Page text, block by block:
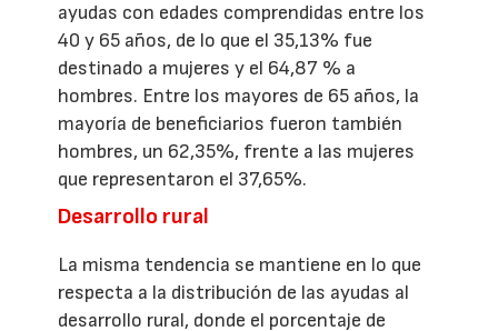
ayudas con edades comprendidas entre los
40 y 65 años, de lo que el 35,13% fue
destinado a mujeres y el 64,87 % a
hombres. Entre los mayores de 65 años, la
mayoría de beneficiarios fueron también
hombres, un 62,35%, frente a las mujeres
que representaron el 37,65%.
Desarrollo rural
La misma tendencia se mantiene en lo que
respecta a la distribución de las ayudas al
desarrollo rural, donde el porcentaje de